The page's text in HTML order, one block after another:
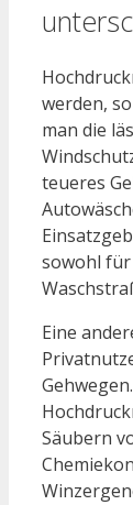
werden,
man die
teueres
sowohl
Eine
Säubern